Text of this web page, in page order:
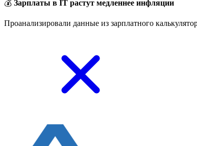
💰 Зарплаты в IT растут медленнее инфляции
Проанализировали данные из зарплатного